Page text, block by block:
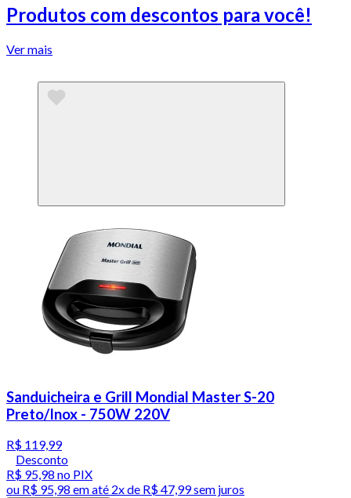
Produtos com descontos para você!
Ver mais
Sanduicheira e Grill Mondial Master S-20
Preto/Inox - 750W 220V
R$ 119,99
Desconto
R$ 95,98 no PIX
ou R$ 95,98 em até 2x de R$ 47,99 sem juros